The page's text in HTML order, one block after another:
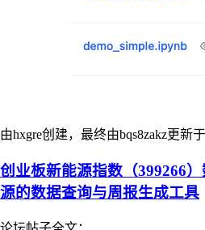
由hxgre创建，最终由bqs8zakz更新于
创业板新能源指数（399266
源的数据查询与周报生成工具